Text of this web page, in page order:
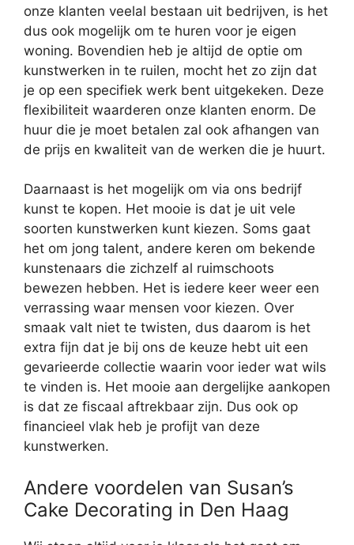
onze klanten veelal bestaan uit bedrijven, is het
dus ook mogelijk om te huren voor je eigen
woning. Bovendien heb je altijd de optie om
kunstwerken in te ruilen, mocht het zo zijn dat
je op een specifiek werk bent uitgekeken. Deze
flexibiliteit waarderen onze klanten enorm. De
huur die je moet betalen zal ook afhangen van
de prijs en kwaliteit van de werken die je huurt.
Daarnaast is het mogelijk om via ons bedrijf
kunst te kopen. Het mooie is dat je uit vele
soorten kunstwerken kunt kiezen. Soms gaat
het om jong talent, andere keren om bekende
kunstenaars die zichzelf al ruimschoots
bewezen hebben. Het is iedere keer weer een
verrassing waar mensen voor kiezen. Over
smaak valt niet te twisten, dus daarom is het
extra fijn dat je bij ons de keuze hebt uit een
gevarieerde collectie waarin voor ieder wat wils
te vinden is. Het mooie aan dergelijke aankopen
is dat ze fiscaal aftrekbaar zijn. Dus ook op
financieel vlak heb je profijt van deze
kunstwerken.
Andere voordelen van Susan’s
Cake Decorating in Den Haag